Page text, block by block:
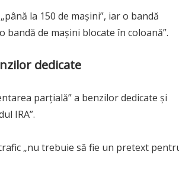
la 150 de mașini”, iar o bandă
de mașini blocate în coloană”.
dedicate
parțială” a benzilor dedicate și
IRA”.
„nu trebuie să fie un pretext